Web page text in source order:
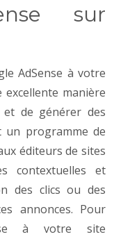
sur
AdSense à votre
manière
de générer des
un programme de
éditeurs de sites
contextuelles et
des clics ou des
annonces. Pour
à votre site